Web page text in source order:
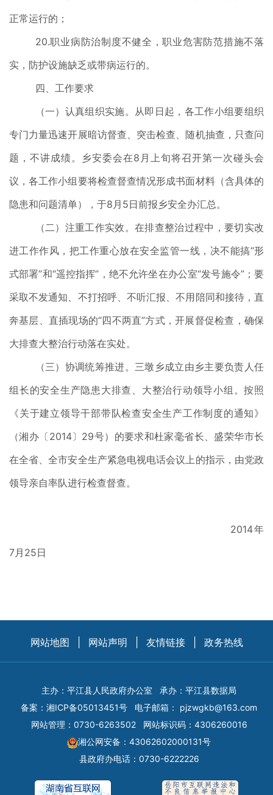
正常运行的；
20.职业病防治制度不健全，职业危害防范措施不落
实，防护设施缺乏或带病运行的。
四、工作要求
（一）认真组织实施。从即日起，各工作小组要组织
专门力量迅速开展暗访督查、突击检查、随机抽查，只查问
题，不讲成绩。乡安委会在8月上旬将召开第一次碰头会
议，各工作小组要将检查督查情况形成书面材料（含具体的
隐患和问题清单），于8月5日前报乡安全办汇总。
（二）注重工作实效。在排查整治过程中，要切实改
进工作作风，把工作重心放在安全监管一线，决不能搞“形
式部署”和“遥控指挥”，绝不允许坐在办公室“发号施令”；要
采取不发通知、不打招呼、不听汇报、不用陪同和接待，直
奔基层、直插现场的“四不两直”方式，开展督促检查，确保
大排查大整治行动落在实处。
（三）协调统筹推进。三墩乡成立由乡主要负责人任
组长的安全生产隐患大排查、大整治行动领导小组。按照
《关于建立领导干部带队检查安全生产工作制度的通知》
（湘办〔2014〕29号）的要求和杜家毫省长、盛荣华市长
在全省、全市安全生产紧急电视电话会议上的指示，由党政
领导亲自率队进行检查督查。
2014年
7月25日
网站地图 网站声明 友情链接 政务热线
主办：平江县人民政府办公室
承办：平江县数据局
备案： 湘ICP备05013451号 电子邮箱： pjzwgkb@163.com
网站管理：0730-6263502
网站标识码：4306260016
湘公网安备：43062602000131号
县政府办电话：0730-6222226